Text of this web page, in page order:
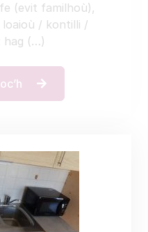
(evit familhoù),
/ kontilli /
hag (…)